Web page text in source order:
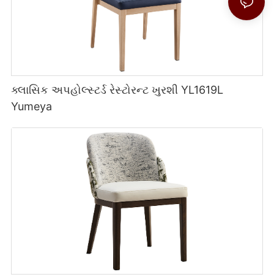
ક્લાસિક અપહોલ્સ્ટર્ડ રેસ્ટોરન્ટ ખુરશી YL1619L
Yumeya